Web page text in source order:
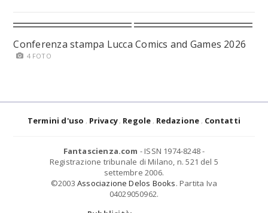
Conferenza stampa Lucca Comics and Games 2026
4 FOTO
Termini d'uso Privacy Regole Redazione Contatti
Fantascienza.com - ISSN 1974-8248 -
Registrazione tribunale di Milano, n. 521 del 5
settembre 2006.
©2003 Associazione Delos Books. Partita Iva
04029050962.